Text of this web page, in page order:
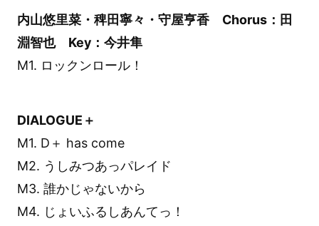
内山悠里菜・稗田寧々・守屋亨香 Chorus：田
淵智也 Key：今井隼
M1. ロックンロール！
DIALOGUE＋
M1. D＋ has come
M2. うしみつあっパレイド
M3. 誰かじゃないから
M4. じょいふるしあんてっ！